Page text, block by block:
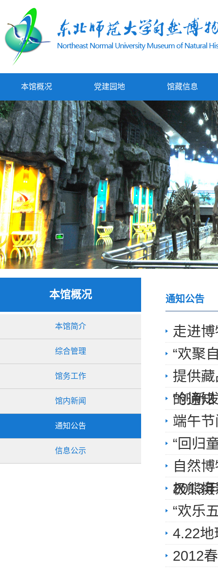
本馆概况 党建园地 馆藏信息
本馆概况
本馆简介
综合管理
馆务工作
馆内新闻
通知公告
信息公示
通知公告
走进博
“欢聚
提供
的通知
“创新
端午
“回归
自然
极熊
2013
“欢乐
4.22地
2012